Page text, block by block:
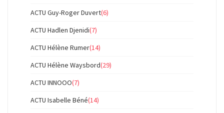
ACTU Guy-Roger Duvert(6)
ACTU Hadlen Djenidi(7)
ACTU Hélène Rumer(14)
ACTU Hélène Waysbord(29)
ACTU INNOOO(7)
ACTU Isabelle Béné(14)